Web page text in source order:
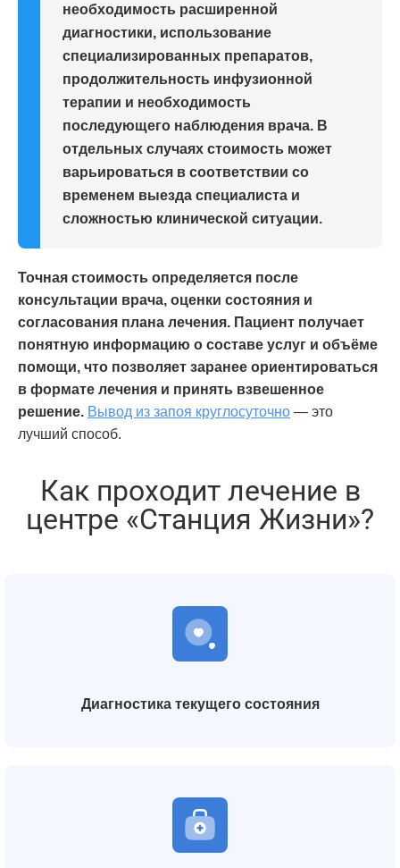
необходимость расширенной
диагностики, использование
специализированных препаратов,
продолжительность инфузионной
терапии и необходимость
последующего наблюдения врача. В
отдельных случаях стоимость может
варьироваться в соответствии со
временем выезда специалиста и
сложностью клинической ситуации.
Точная стоимость определяется после
консультации врача, оценки состояния и
согласования плана лечения. Пациент получает
понятную информацию о составе услуг и объёме
помощи, что позволяет заранее ориентироваться
в формате лечения и принять взвешенное
решение. Вывод из запоя круглосуточно — это
лучший способ.
Как проходит лечение в
центре «Станция Жизни»?
Диагностика текущего состояния